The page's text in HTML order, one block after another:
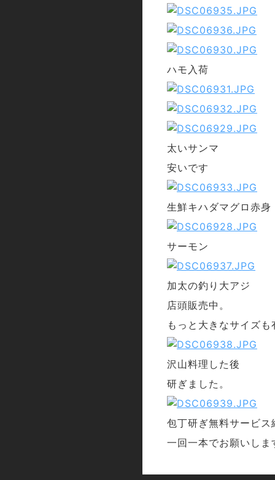
ハモ入荷
太いサンマ
安いです
生鮮キハダマグロ赤身
サーモン
加太の釣り大アジ
店頭販売中。
もっと大きなサイズも
沢山料理した後
研ぎました。
包丁研ぎ無料サービス
一回一本でお願いしま